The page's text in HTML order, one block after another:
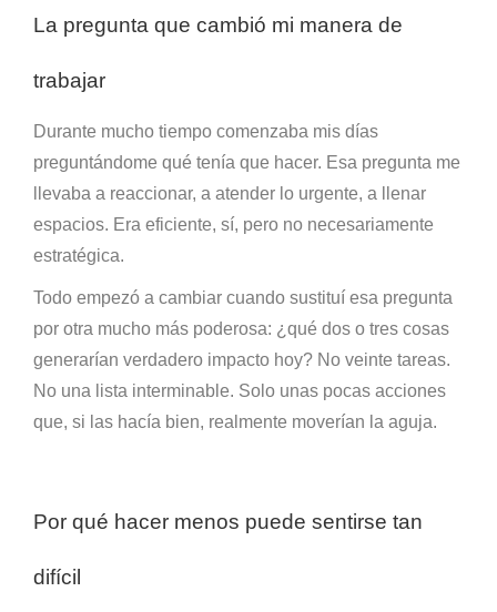
La pregunta que cambió mi manera de
trabajar
Durante mucho tiempo comenzaba mis días
preguntándome qué tenía que hacer. Esa pregunta me
llevaba a reaccionar, a atender lo urgente, a llenar
espacios. Era eficiente, sí, pero no necesariamente
estratégica.
Todo empezó a cambiar cuando sustituí esa pregunta
por otra mucho más poderosa: ¿qué dos o tres cosas
generarían verdadero impacto hoy? No veinte tareas.
No una lista interminable. Solo unas pocas acciones
que, si las hacía bien, realmente moverían la aguja.
Por qué hacer menos puede sentirse tan
difícil